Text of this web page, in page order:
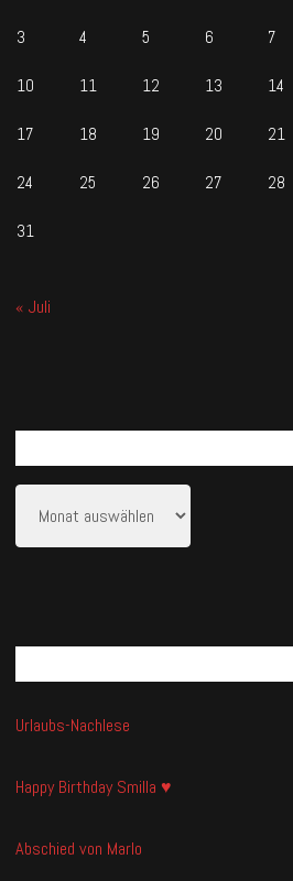
3 4 5 6 7
10 11 12 13 14
17 18 19 20 21
24 25 26 27 28
31
« Juli
Archiv
Urlaubs-Nachlese
Happy Birthday Smilla ♥
Abschied von Marlo